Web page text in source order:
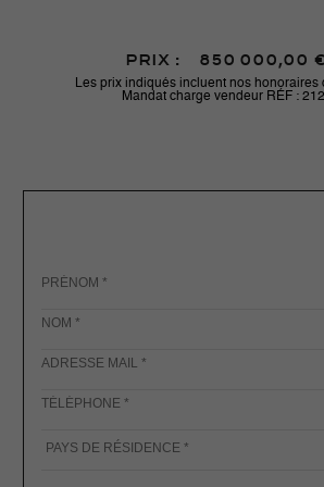
Prix : 850 000,00
Les prix indiqués incluent nos honoraires
Mandat charge vendeur RÉF :
Prénom
Nom
Adresse
Téléphone
Pays
de